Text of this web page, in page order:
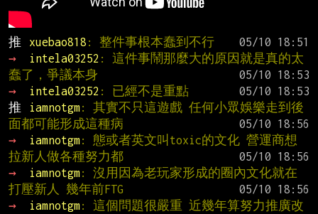
推 xuebao818 : 整件事根本蠢到不行
→
intela03252 : 這件事鬧那麼大的原因就是真的太
蠢了，爭議本身
→
intela03252 : 已經不是重點
推
iamnotgm: 其實不只這遊戲 任何小眾娛樂走到後
面都可能形成這種病
→
iamnotgm: 態或者英文叫toxic的文化 營運商想
拉新人做各種努力都
→
iamnotgm: 沒用因為老玩家形成的圈內文化就在
打壓新人 幾年前FTG
→
iamnotgm: 這個問題很嚴重 近幾年算努力推廣改